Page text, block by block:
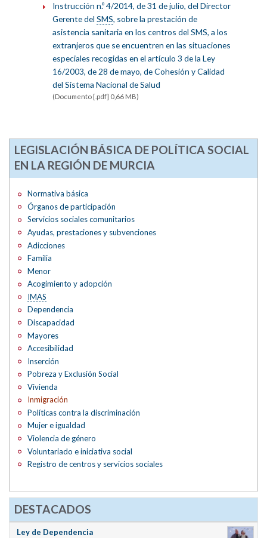
Instrucción n.º 4/2014, de 31 de julio, del Director
Gerente del SMS, sobre la prestación de
asistencia sanitaria en los centros del SMS, a los
extranjeros que se encuentren en las situaciones
especiales recogidas en el artículo 3 de la Ley
16/2003, de 28 de mayo, de Cohesión y Calidad
del Sistema Nacional de Salud
(Documento [.pdf] 0,66 MB)
LEGISLACIÓN BÁSICA DE POLÍTICA SOCIAL
EN LA REGIÓN DE MURCIA
Normativa básica
Órganos de participación
Servicios sociales comunitarios
Ayudas, prestaciones y subvenciones
Adicciones
Familia
Menor
Acogimiento y adopción
IMAS
Dependencia
Discapacidad
Mayores
Accesibilidad
Inserción
Pobreza y Exclusión Social
Vivienda
Inmigración
Políticas contra la discriminación
Mujer e igualdad
Violencia de género
Voluntariado e iniciativa social
Registro de centros y servicios sociales
DESTACADOS
Ley de Dependencia